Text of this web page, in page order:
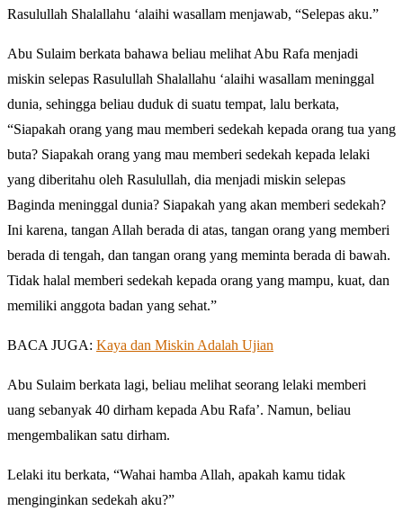
Rasulullah Shalallahu ‘alaihi wasallam menjawab, “Selepas aku.”
Abu Sulaim berkata bahawa beliau melihat Abu Rafa menjadi
miskin selepas Rasulullah Shalallahu ‘alaihi wasallam meninggal
dunia, sehingga beliau duduk di suatu tempat, lalu berkata,
“Siapakah orang yang mau memberi sedekah kepada orang tua yang
buta? Siapakah orang yang mau memberi sedekah kepada lelaki
yang diberitahu oleh Rasulullah, dia menjadi miskin selepas
Baginda meninggal dunia? Siapakah yang akan memberi sedekah?
Ini karena, tangan Allah berada di atas, tangan orang yang memberi
berada di tengah, dan tangan orang yang meminta berada di bawah.
Tidak halal memberi sedekah kepada orang yang mampu, kuat, dan
memiliki anggota badan yang sehat.”
BACA JUGA: Kaya dan Miskin Adalah Ujian
Abu Sulaim berkata lagi, beliau melihat seorang lelaki memberi
uang sebanyak 40 dirham kepada Abu Rafa’. Namun, beliau
mengembalikan satu dirham.
Lelaki itu berkata, “Wahai hamba Allah, apakah kamu tidak
menginginkan sedekah aku?”